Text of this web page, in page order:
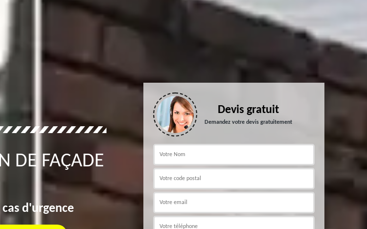
DE FAÇADE
d'urgence
Devis gratuit
Demandez votre devis gratuitement